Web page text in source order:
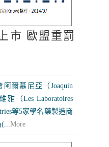
市 歐盟重罰
爾慕尼亞（Joaquin
（Les Laboratoires
等5家學名藥製造商
(...More